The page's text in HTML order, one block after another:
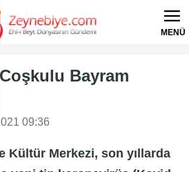
MENÜ
Bayram
09:36
Kültür Merkezi, son yıllarda